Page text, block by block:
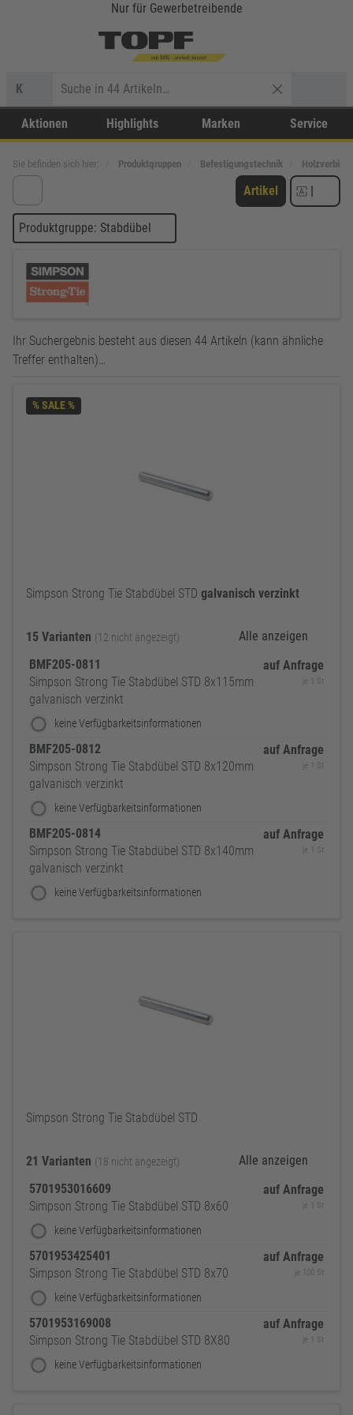
Nur für Gewerbetreibende
K
Aktionen Highlights Marken Service
Sie befinden sich hier: Produktgruppen Befestigungstechnik
Artikel |
Produktgruppe: Stabdübel
Ihr Suchergebnis besteht aus diesen 44 Artikeln (kann ähnliche
Treffer enthalten)…
% SALE %
Simpson Strong Tie Stabdübel STD galvanisch verzinkt
15 Varianten (12 nicht angezeigt)
Alle anzeigen
BMF205-0811
Simpson Strong Tie Stabdübel STD 8x115mm
galvanisch verzinkt
keine Verfügbarkeitsinformationen
auf Anfrage
je 1 St
BMF205-0812
Simpson Strong Tie Stabdübel STD 8x120mm
galvanisch verzinkt
keine Verfügbarkeitsinformationen
auf Anfrage
je 1 St
BMF205-0814
Simpson Strong Tie Stabdübel STD 8x140mm
galvanisch verzinkt
keine Verfügbarkeitsinformationen
auf Anfrage
je 1 St
Simpson Strong Tie Stabdübel STD
21 Varianten (18 nicht angezeigt)
Alle anzeigen
5701953016609
Simpson Strong Tie Stabdübel STD 8x60
keine Verfügbarkeitsinformationen
auf Anfrage
je 1 St
5701953425401
Simpson Strong Tie Stabdübel STD 8x70
keine Verfügbarkeitsinformationen
auf Anfrage
je 100 St
5701953169008
Simpson Strong Tie Stabdübel STD 8X80
keine Verfügbarkeitsinformationen
auf Anfrage
je 1 St